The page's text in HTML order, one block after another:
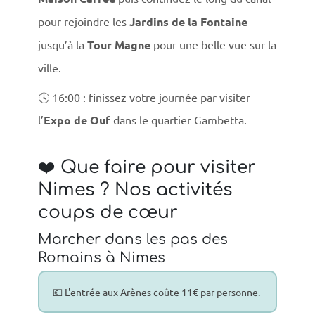
pour rejoindre les Jardins de la Fontaine
jusqu’à la Tour Magnepour une belle vue sur la
ville.
🕓 16:00 : finissez votre journée par visiter
l’Expo de Oufdans le quartier Gambetta.
❤️ Que faire pour visiter
Nimes ? Nos activités
coups de cœur
Marcher dans les pas des
Romains à Nimes
💶 L'entrée aux Arènes coûte 11€ par personne.